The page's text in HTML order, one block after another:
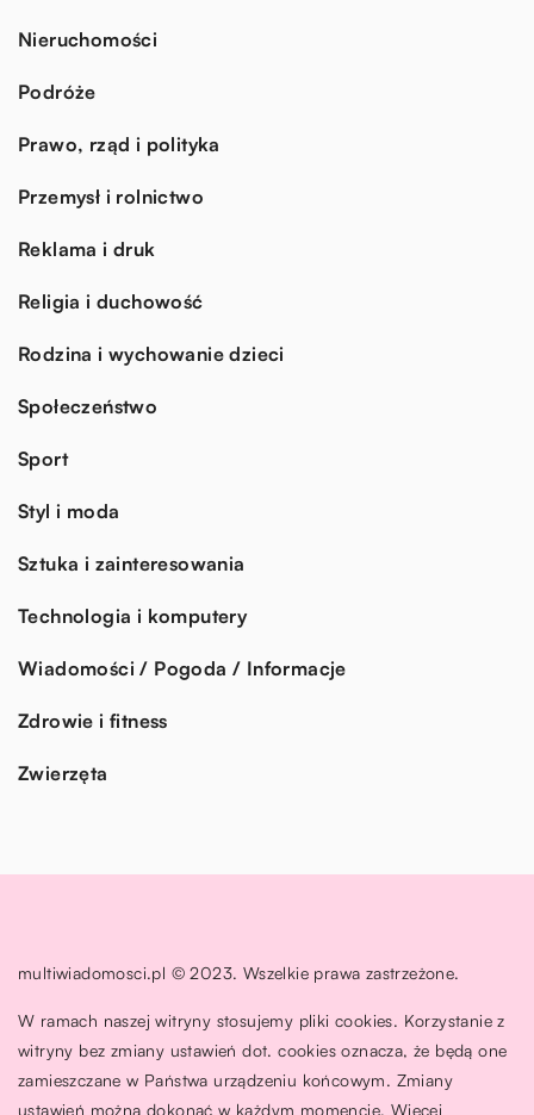
Nieruchomości
Podróże
Prawo, rząd i polityka
Przemysł i rolnictwo
Reklama i druk
Religia i duchowość
Rodzina i wychowanie dzieci
Społeczeństwo
Sport
Styl i moda
Sztuka i zainteresowania
Technologia i komputery
Wiadomości / Pogoda / Informacje
Zdrowie i fitness
Zwierzęta
multiwiadomosci.pl © 2023. Wszelkie prawa zastrzeżone.
W ramach naszej witryny stosujemy pliki cookies. Korzystanie z
witryny bez zmiany ustawień dot. cookies oznacza, że będą one
zamieszczane w Państwa urządzeniu końcowym. Zmiany
ustawień można dokonać w każdym momencie. Więcej